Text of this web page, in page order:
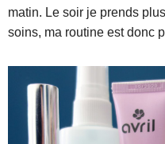
matin. Le soir je prends
soins, ma routine est donc